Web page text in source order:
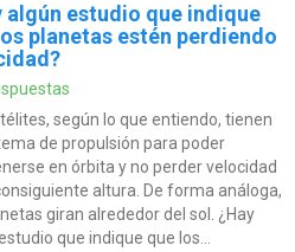
algún estudio que indique
planetas estén perdiendo
según lo que entiendo, tienen
de propulsión para poder
en órbita y no perder velocidad
altura. De forma análoga,
giran alrededor del sol. ¿Hay
que indique que los...